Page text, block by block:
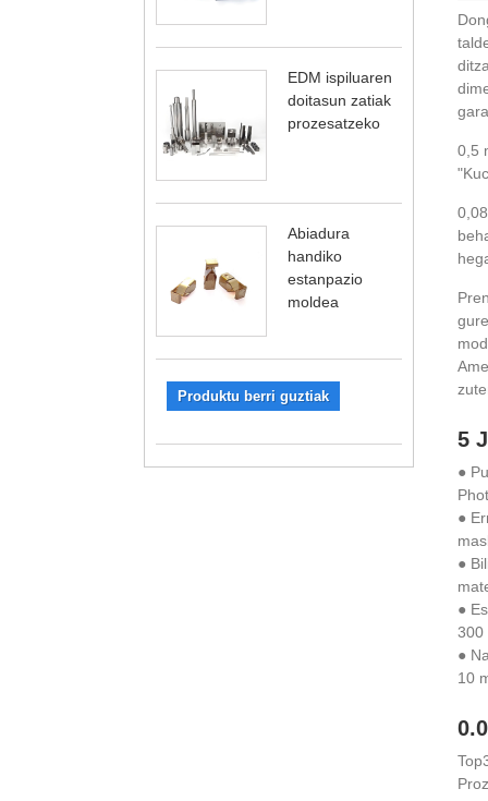
EDM ispiluaren
doitasun zatiak
prozesatzeko
Abiadura
handiko
estanpazio
moldea
Produktu berri guztiak
0,5
5
●
●
●
●
300
●
10